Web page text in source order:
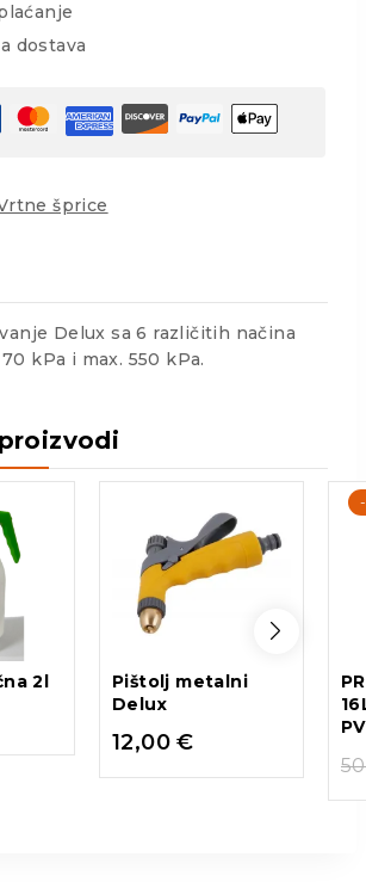
dostava
šprice
Delux sa 6 različitih načina
kPa i max. 550 kPa.
2l
Pištolj metalni
Delux
12,00€